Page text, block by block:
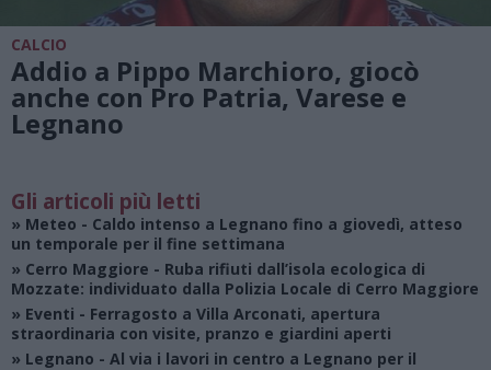
CALCIO
Addio a Pippo Marchioro, giocò
anche con Pro Patria, Varese e
Legnano
Gli articoli più letti
» Meteo - Caldo intenso a Legnano fino a giovedì, atteso
un temporale per il fine settimana
» Cerro Maggiore - Ruba rifiuti dall’isola ecologica di
Mozzate: individuato dalla Polizia Locale di Cerro Maggiore
» Eventi - Ferragosto a Villa Arconati, apertura
straordinaria con visite, pranzo e giardini aperti
» Legnano - Al via i lavori in centro a Legnano per il